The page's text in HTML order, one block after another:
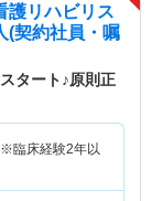
護リハビリス
(契約社員・嘱
タート♪原則正
床経験2年以